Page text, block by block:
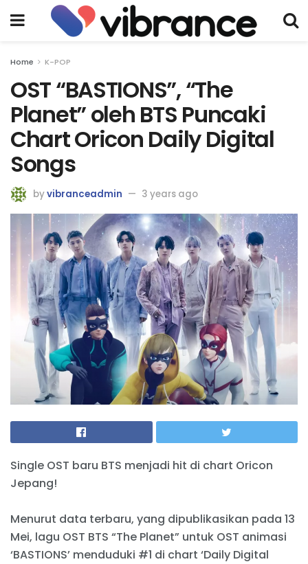
Home K-POP
OST “BASTIONS”, “The
Planet” oleh BTS Puncaki
Chart Oricon Daily Digital
Songs
byvibranceadmin 3 years ago
Single OST baru BTS menjadi hit di chart Oricon
Jepang!
Menurut data terbaru, yang dipublikasikan pada 13
Mei, lagu OST BTS “The Planet” untuk OST animasi
‘BASTIONS’ menduduki #1 di chart ‘Daily Digital